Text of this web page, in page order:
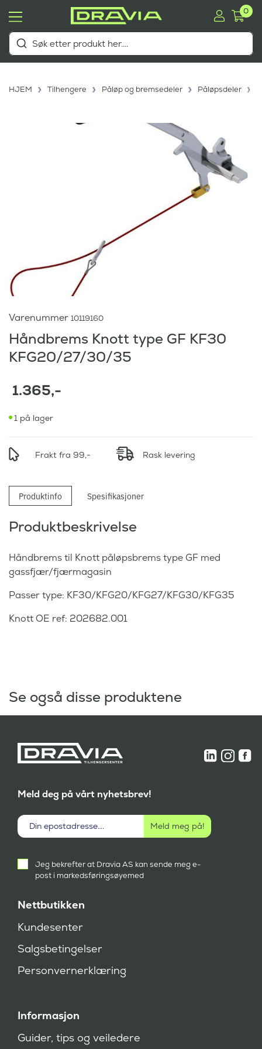
0
HJEM Tilhengere Påløp og bremsedeler Påløpsdeler
Varenummer 10119160
Håndbrems Knott type GF KF30
KFG20/27/30/35
1.365,-
1 på lager
Frakt fra 99,- Rask levering
Produktinfo Spesifikasjoner
Produktbeskrivelse
Håndbrems til Knott påløpsbrems type GF med
gassfjær/fjærmagasin
Passer type: KF30/KFG20/KFG27/KFG30/KFG35
Knott OE ref: 202682.001
Se også disse produktene
Nettbutikken
Kundesenter
Salgsbetingelser
Personvernerklæring
Informasjon
Guider, tips og veiledere
Meld deg på vårt nyhetsbrev!
samtykke
k
e
d
Jeg bekrefter at Dravia AS kan sende meg e-
post i markedsføringsøyemed